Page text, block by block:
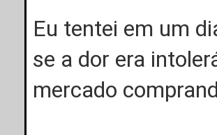
Eu tentei em um
se a dor era
mercado